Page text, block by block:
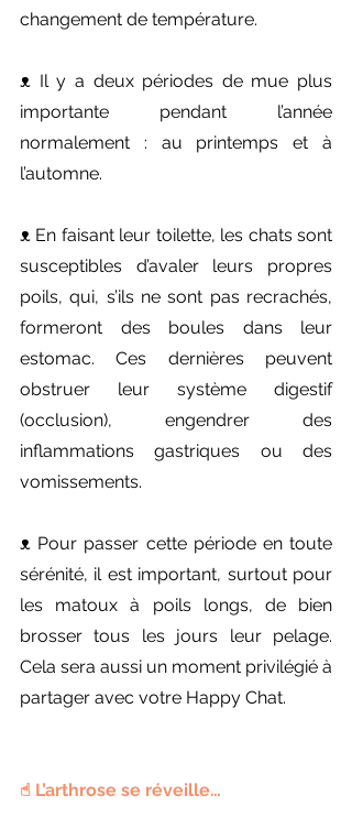
changement de température.
ᴥ︎ Il y a deux périodes de mue plus
importante pendant l’année
normalement : au printemps et à
l’automne.
ᴥ︎ En faisant leur toilette, les chats sont
susceptibles d’avaler leurs propres
poils, qui, s’ils ne sont pas recrachés,
formeront des boules dans leur
estomac. Ces dernières peuvent
obstruer leur système digestif
(occlusion), engendrer des
inflammations gastriques ou des
vomissements.
ᴥ︎ Pour passer cette période en toute
sérénité, il est important, surtout pour
les matoux à poils longs, de bien
brosser tous les jours leur pelage.
Cela sera aussi un moment privilégié à
partager avec votre Happy Chat.
☝︎︎ L’arthrose se réveille…